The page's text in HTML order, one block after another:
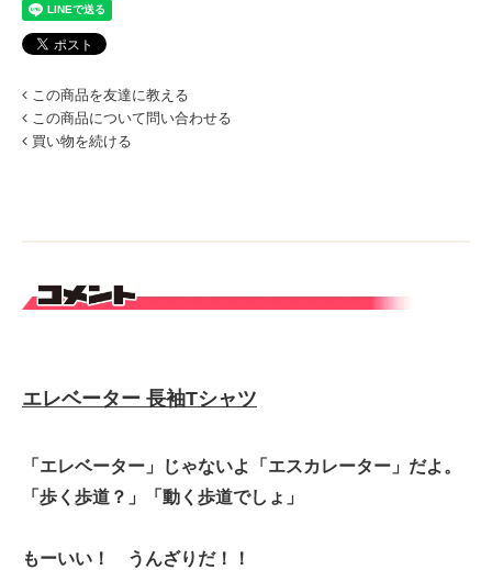
この商品を友達に教える
この商品について問い合わせる
買い物を続ける
エレベーター 長袖Tシャツ
「エレベーター」じゃないよ「エスカレーター」だよ。
「歩く歩道？」「動く歩道でしょ」
もーいい！ うんざりだ！！